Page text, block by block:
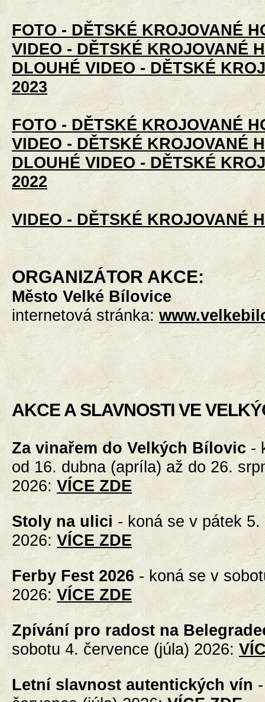
FOTO - DĚTSKÉ KROJOVANÉ
VIDEO - DĚTSKÉ KROJOVANÉ
DLOUHÉ VIDEO - DĚTSKÉ
2023
FOTO - DĚTSKÉ KROJOVANÉ
VIDEO - DĚTSKÉ KROJOVANÉ
DLOUHÉ VIDEO - DĚTSKÉ
2022
VIDEO - DĚTSKÉ KROJOVANÉ
ORGANIZÁTOR AKCE:
Město Velké Bílovice
internetová stránka:
AKCE A SLAVNOSTI VE
Za vinařem do Velkých Bílovic -
od 16. dubna (apríla) až do 26.
2026:VÍCE ZDE
Stoly na ulici - koná se v pátek
2026:VÍCE ZDE
Ferby Fest 2026 - koná se v
2026:VÍCE ZDE
Zpívání pro radost na
sobotu 4. července (júla) 2026:
Letní slavnost autentických vín